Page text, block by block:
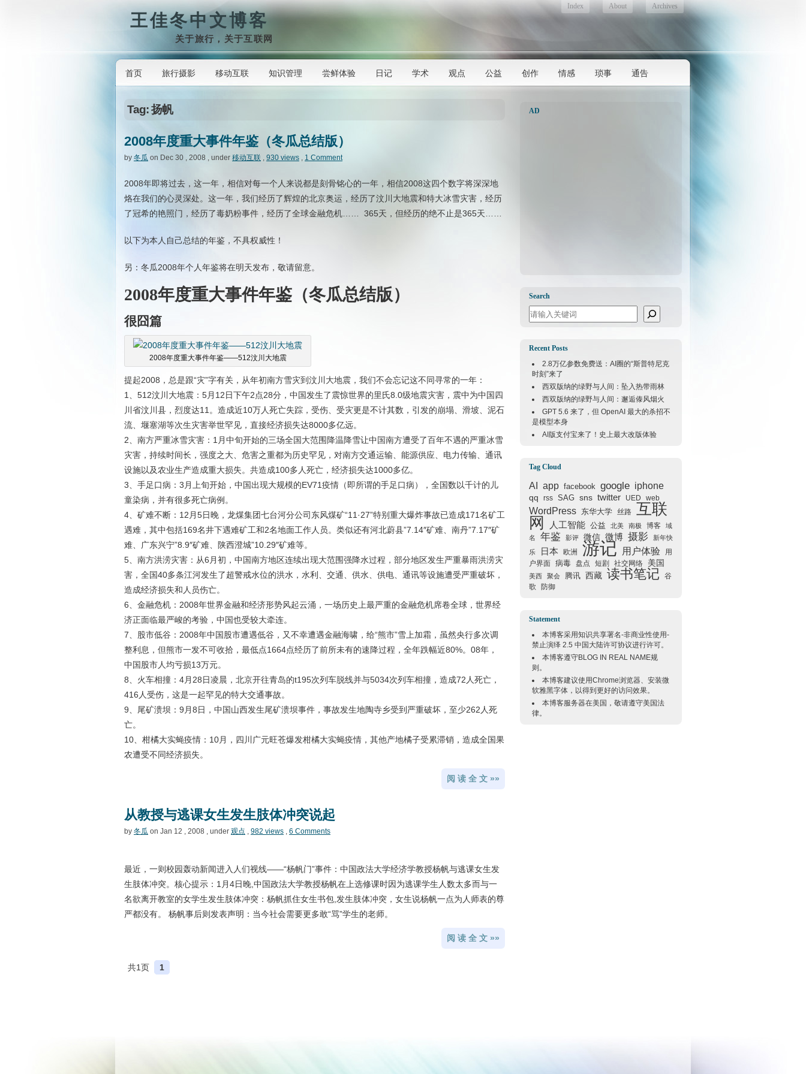
王佳冬中文博客
关于旅行，关于互联网
Index About Archives
首页 旅行摄影 移动互联 知识管理 尝鲜体验 日记 学术 观点 公益 创作 情感 琐事 通告
Tag: 扬帆
2008年度重大事件年鉴（冬瓜总结版）
by 冬瓜 on Dec 30 , 2008 , under 移动互联 , 930 views , 1 Comment
2008年即将过去，这一年，相信对每一个人来说都是刻骨铭心的一年，相信2008这四个数字将深深地
烙在我们的心灵深处。这一年，我们经历了辉煌的北京奥运，经历了汶川大地震和特大冰雪灾害，经历
了冠希的艳照门，经历了毒奶粉事件，经历了全球金融危机…… 365天，但经历的绝不止是365天……
以下为本人自己总结的年鉴，不具权威性！
另：冬瓜2008年个人年鉴将在明天发布，敬请留意。
2008年度重大事件年鉴（冬瓜总结版）
很囧篇
2008年度重大事件年鉴——512汶川大地震
提起2008，总是跟“灾”字有关，从年初南方雪灾到汶川大地震，我们不会忘记这不同寻常的一年：
1、512汶川大地震：5月12日下午2点28分，中国发生了震惊世界的里氏8.0级地震灾害，震中为中国四
川省汶川县，烈度达11。造成近10万人死亡失踪，受伤、受灾更是不计其数，引发的崩塌、滑坡、泥石
流、堰塞湖等次生灾害举世罕见，直接经济损失达8000多亿远。
2、南方严重冰雪灾害：1月中旬开始的三场全国大范围降温降雪让中国南方遭受了百年不遇的严重冰雪
灾害，持续时间长，强度之大、危害之重都为历史罕见，对南方交通运输、能源供应、电力传输、通讯
设施以及农业生产造成重大损失。共造成100多人死亡，经济损失达1000多亿。
3、手足口病：3月上旬开始，中国出现大规模的EV71疫情（即所谓的手足口病），全国数以千计的儿
童染病，并有很多死亡病例。
4、矿难不断：12月5日晚，龙煤集团七台河分公司东风煤矿“11·27”特别重大爆炸事故已造成171名矿工
遇难，其中包括169名井下遇难矿工和2名地面工作人员。类似还有河北蔚县”7.14″矿难、南丹”7.17″矿
难、广东兴宁”8.9″矿难、陕西澄城”10.29″矿难等。
5、南方洪涝灾害：从6月初，中国南方地区连续出现大范围强降水过程，部分地区发生严重暴雨洪涝灾
害，全国40多条江河发生了超警戒水位的洪水，水利、交通、供水、供电、通讯等设施遭受严重破坏，
造成经济损失和人员伤亡。
6、金融危机：2008年世界金融和经济形势风起云涌，一场历史上最严重的金融危机席卷全球，世界经
济正面临最严峻的考验，中国也受较大牵连。
7、股市低谷：2008年中国股市遭遇低谷，又不幸遭遇金融海啸，给“熊市”雪上加霜，虽然央行多次调
整利息，但熊市一发不可收拾，最低点1664点经历了前所未有的速降过程，全年跌幅近80%。08年，
中国股市人均亏损13万元。
8、火车相撞：4月28日凌晨，北京开往青岛的t195次列车脱线并与5034次列车相撞，造成72人死亡，
416人受伤，这是一起罕见的特大交通事故。
9、尾矿溃坝：9月8日，中国山西发生尾矿溃坝事件，事故发生地陶寺乡受到严重破坏，至少262人死
亡。
10、柑橘大实蝇疫情：10月，四川广元旺苍爆发柑橘大实蝇疫情，其他产地橘子受累滞销，造成全国果
农遭受不同经济损失。
阅 读 全 文 »»
从教授与逃课女生发生肢体冲突说起
by 冬瓜 on Jan 12 , 2008 , under 观点 , 982 views , 6 Comments
最近，一则校园轰动新闻进入人们视线——“杨帆门”事件：中国政法大学经济学教授杨帆与逃课女生发
生肢体冲突。核心提示：1月4日晚,中国政法大学教授杨帆在上选修课时因为逃课学生人数太多而与一
名欲离开教室的女学生发生肢体冲突：杨帆抓住女生书包,发生肢体冲突，女生说杨帆一点为人师表的尊
严都没有。 杨帆事后则发表声明：当今社会需要更多敢“骂”学生的老师。
阅 读 全 文 »»
共1页 1
AD
Search
Search
Recent Posts
2.8万亿参数免费送：AI圈的“斯普特尼克
时刻”来了
西双版纳的绿野与人间：坠入热带雨林
西双版纳的绿野与人间：邂逅傣风烟火
GPT 5.6 来了，但 OpenAI 最大的杀招不
是模型本身
AI版支付宝来了！史上最大改版体验
Tag Cloud
AI app facebook google iphone
qq rss SAG sns twitter UED web
WordPress 东华大学 丝路 互联
网
人工智能 公益 北美 南极 博客
域
名
年鉴 影评 微信 微博 摄影
新年快
乐
日本 欧洲 游记 用户体验
用
户界面
病毒 盘点 短剧 社交网络 美国
美西 聚会 腾讯 西藏 读书笔记
谷
歌
防御
Statement
本博客采用知识共享署名-非商业性使用-
禁止演绎 2.5 中国大陆许可协议进行许可。
本博客遵守BLOG IN REAL NAME规
则。
本博客建议使用Chrome浏览器、安装微
软雅黑字体，以得到更好的访问效果。
本博客服务器在美国 ，敬请遵守美国法
律。